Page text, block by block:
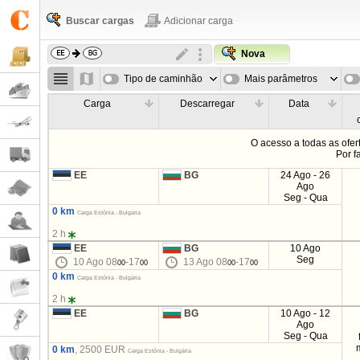
Buscar cargas Adicionar carga
Nova
Tipo de caminhão Mais parâmetros
Carga Descarregar
Data
O acesso a todas as
Por
EE
BG
24 Ago - 26
Ago
Seg - Qua
0 km
Carga Estônia - Bulgária
2 h
EE
10 Ago 0800-1700
BG
13 Ago 0800-1700
10 Ago
Seg
0 km
Carga Estônia - Bulgária
2 h
EE
BG
10 Ago - 12
Ago
Seg - Qua
0 km, 2500 EURCarga Estônia - Bulgária